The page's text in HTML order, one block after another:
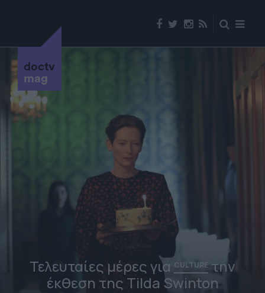
doctv
mag
Τελευταίες μέρες για CULTUREτην
έκθεση της Tilda Swinton